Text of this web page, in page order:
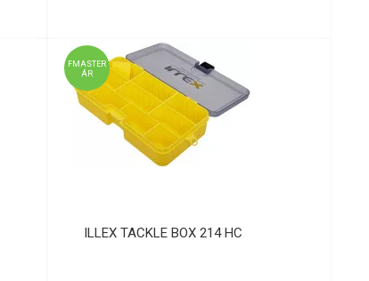
FMASTER
ÁR
ILLEX TACKLE BOX 214 HC